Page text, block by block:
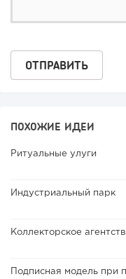
178
ПОХОЖИЕ ИДЕИ
Ритуальные улуги
Индустриальный парк
Коллекторское
Подписная модель при